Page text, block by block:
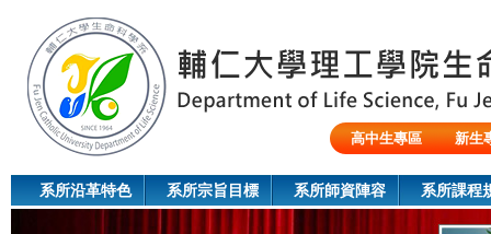
高中生專區
新生
系所沿革特色 系所宗旨目標 系所師資陣容 系所課程